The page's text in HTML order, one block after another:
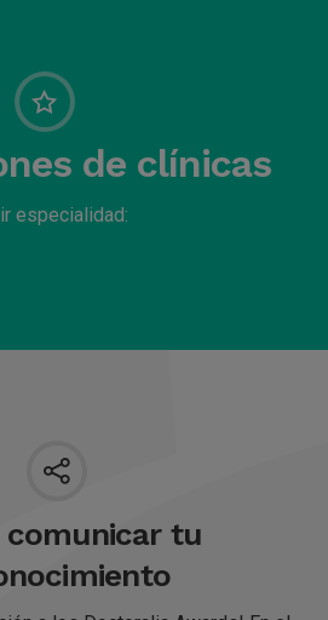
de clínicas
especialidad:
comunicar tu